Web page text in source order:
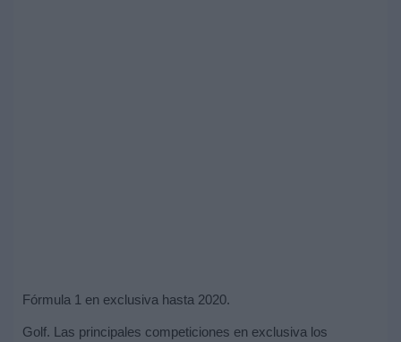
Fórmula 1 en exclusiva hasta 2020.
Golf. Las principales competiciones en exclusiva los